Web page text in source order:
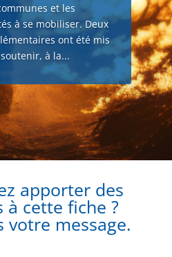
et les
à se mobiliser. Deux
ont été mis
à la...
apporter des
cette fiche ?
votre message.